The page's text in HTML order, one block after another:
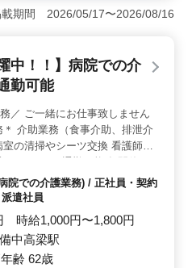
なため、交通の便が良く、
す。 ＜幅広い雇用形態と
員、アルバイト、パート、
あります。週3〜5日の勤務
た働き方が選べる点が魅力
した福利厚生＞ 介護経
会保険完備と福利厚生も充
て勤められる環境が整って
載期間 2026/05/17〜2026/08/16
中！！】病院での介
勤可能
／ ご一緒にお仕事致しません
介助業務（食事介助、排泄介
の清掃やシーツ交換 看護師補
はなくご経験のある方歓迎(現
の方活躍中) 皆様のご応募お待
院での介護業務) / 正社員・契約
遣社員
時給1,000円〜1,800円
中高梁駅
齢 62歳